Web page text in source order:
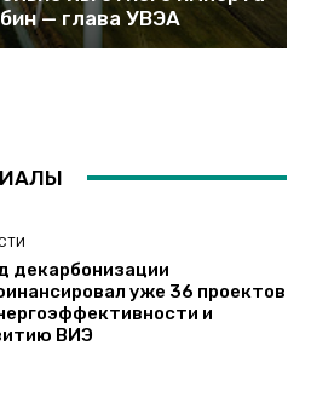
— глава УВЭА
декарбонизации
уже 36 проектов
и
ВИЭ